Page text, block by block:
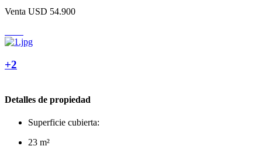
Venta USD 54.900
+2
Detalles de propiedad
Superficie cubierta:
23 m²